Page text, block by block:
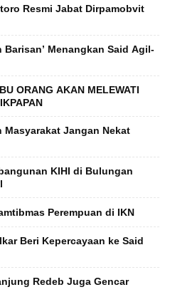
Resmi Jabat Dirpamobvit
Barisan’ Menangkan Said Agil-
ORANG AKAN MELEWATI
Jangan Nekat
KIHI di Bulungan
Perempuan di IKN
Beri Kepercayaan ke Said
Redeb Juga Gencar